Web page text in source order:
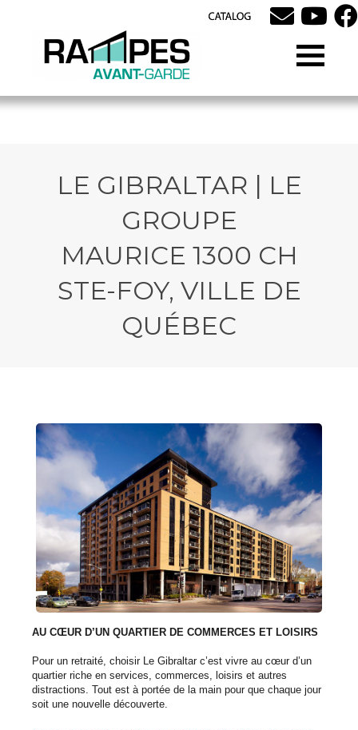
LE GIBRALTAR | LE
GROUPE
MAURICE 1300 CH
STE-FOY, VILLE DE
QUÉBEC
AU CŒUR D’UN QUARTIER DE COMMERCES ET LOISIRS
Pour un retraité, choisir Le Gibraltar c’est vivre au cœur d’un
quartier riche en services, commerces, loisirs et autres
distractions. Tout est à portée de la main pour que chaque jour
soit une nouvelle découverte.